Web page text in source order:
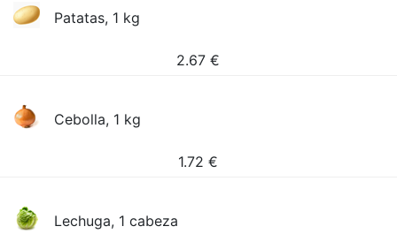
Patatas, 1 kg
2.67 €
Cebolla, 1 kg
1.72 €
Lechuga, 1 cabeza